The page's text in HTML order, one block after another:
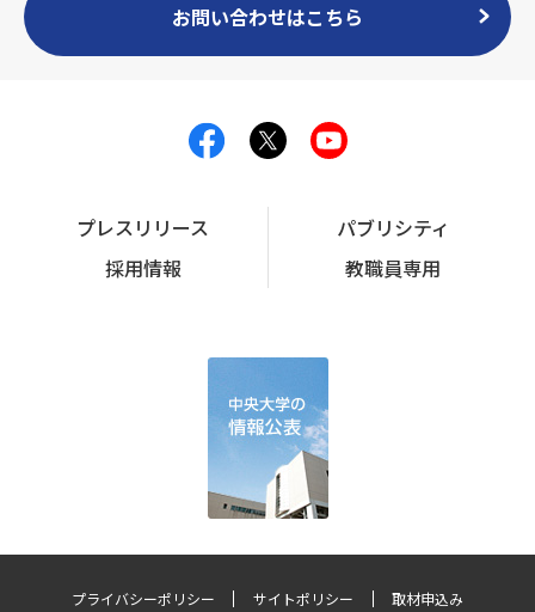
お問い合わせはこちら
プレスリリース
パブリシティ
採用情報
教職員専用
プライバシーポリシー サイトポリシー 取材申込み